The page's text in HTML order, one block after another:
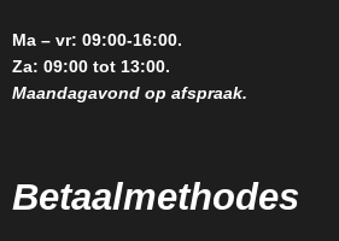
Ma – vr: 09:00-16:00.
Za: 09:00 tot 13:00.
Maandagavond op afspraak.
Betaalmethodes